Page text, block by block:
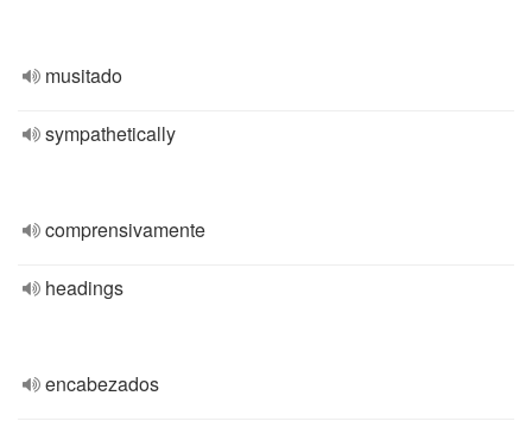
musitado
sympathetically
comprensivamente
headings
encabezados